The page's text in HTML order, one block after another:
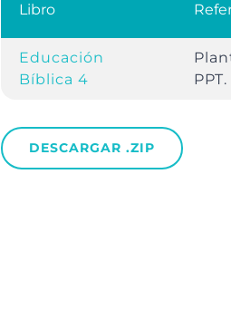
Libro
Educación
Bíblica 4
PPT.
DESCARGAR .ZIP